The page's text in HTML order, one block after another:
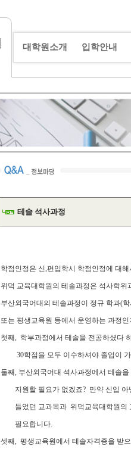
대학원소개 입학안내
테솔 석사과정
학점인정은 신,편입학시 학점인정에 대
위덕 교육대학원의 테솔과정은 석사학위
부산외국어대의 테솔과정이 정규 학과(
또는 평생교육원 등에서 운영하는 과정
첫째, 학부과정에서 테솔을 전공하셨다
30학점을 모두 이수하셔야 졸업이 가
둘째, 부산외국어대 석사과정에서 테솔
지원할 필요가 없겠죠? 만약 신입 아
들었던 교과목과 위덕교육대학원의
필요합니다.
셋째, 평생교육원에서 테솔자격증을 받